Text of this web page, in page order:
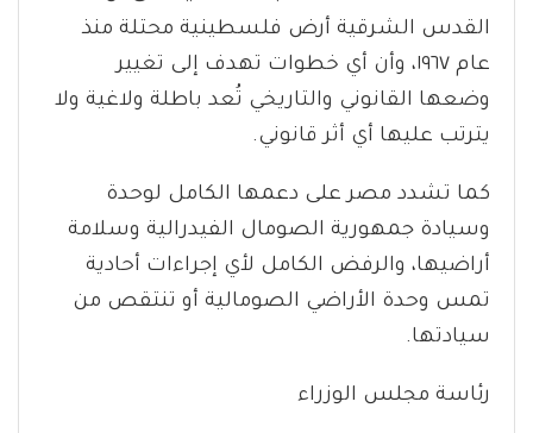
القدس الشرقية أرض فلسطينية محتلة منذ
عام ١٩٦٧، وأن أي خطوات تهدف إلى تغيير
وضعها القانوني والتاريخي تُعد باطلة ولاغية ولا
يترتب عليها أي أثر قانوني.
كما تشدد مصر على دعمها الكامل لوحدة
وسيادة جمهورية الصومال الفيدرالية وسلامة
أراضيها، والرفض الكامل لأي إجراءات أحادية
تمس وحدة الأراضي الصومالية أو تنتقص من
سيادتها.
رئاسة مجلس الوزراء